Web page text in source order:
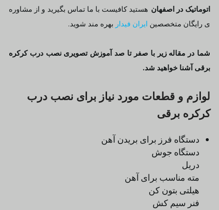
اتوماتیک در اصفهان هستید کافیست با ما تماس بگیرید و از مشاوره
ی رایگان متخصصین ایران فیدار بهره مند شوید.
شما در مقاله زیر با صفر تا صد آموزش تصویری نصب درب کرکره
برقی آشنا خواهید شد.
لوازم و قطعات مورد نیاز برای نصب درب
کرکره برقی
دستگاه فرز برای بریدن آهن
دستگاه جوش
دریل
مته مناسب برای آهن
هیلتی بتون کن
فنر سیم کش